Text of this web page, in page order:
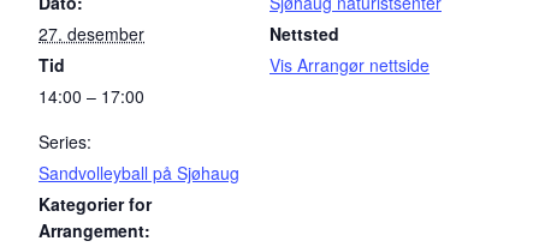
27. desember
Tid
14:00 – 17:00
Series:
Sandvolleyball på Sjøhaug
Kategorier for
Arrangement:
Nettsted
Vis Arrangør nettside